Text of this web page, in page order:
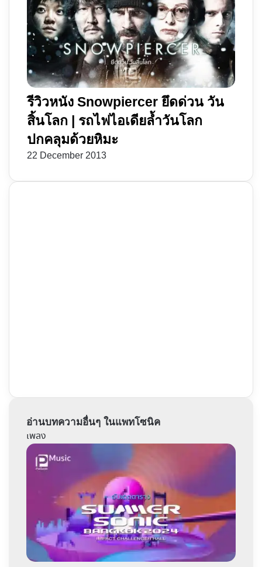
รีวิวหนัง Snowpiercer ยึดด่วน วัน
สิ้นโลก | รถไฟไอเดียล้ำวันโลก
ปกคลุมด้วยหิมะ
22 December 2013
อ่านบทความอื่นๆ ในแพทโซนิค
เพลง